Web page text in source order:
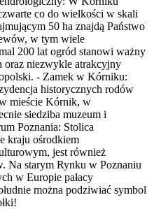
co do wielkości w skali
50 ha znajdą Państwo
w tym wiele
200 lat ogród stanowi ważny
oraz niezwykle atrakcyjny
- Zamek w Kórniku:
historycznych rodów
mieście Kórnik, w
siedziba muzeum i
Poznania: Stolica
kraju ośrodkiem
jest również
Na starym Rynku w Poznaniu
w Europie pałacy
można podziwiać symbol